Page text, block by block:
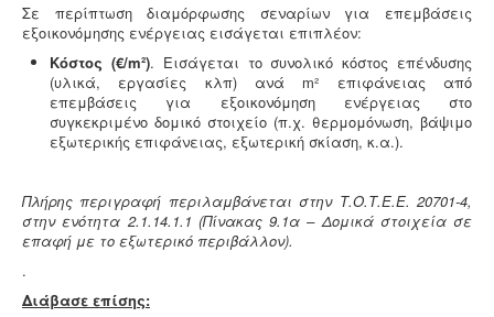
Σε περίπτωση διαμόρφωσης σεναρίων για επεμβάσεις
εξοικονόμησης ενέργειας εισάγεται επιπλέον:
Κόστος (€/m²). Εισάγεται το συνολικό κόστος επένδυσης
(υλικά, εργασίες κλπ) ανά m² επιφάνειας από
επεμβάσεις για εξοικονόμηση ενέργειας στο
συγκεκριμένο δομικό στοιχείο (π.χ. θερμομόνωση, βάψιμο
εξωτερικής επιφάνειας, εξωτερική σκίαση, κ.α.).
Πλήρης περιγραφή περιλαμβάνεται στην Τ.Ο.Τ.Ε.Ε. 20701-4,
στην ενότητα 2.1.14.1.1 (Πίνακας 9.1α – Δομικά στοιχεία σε
επαφή με το εξωτερικό περιβάλλον).
.
Διάβασε επίσης: